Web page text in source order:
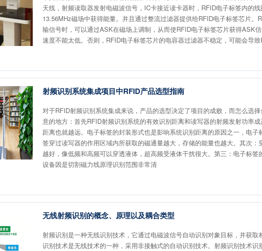
天线，射频读取器发射电磁波信号，IC卡接近读卡器时，RFID电子标签内的
13.56MHz磁场中获得能量。并且通过整流过滤器提供给RFID电子标签芯片。
输信号时，可以通过ASK在磁场上调制，从而使RFID电子标签芯片获得ASK
速度不能太低。否则，RFID电子标签芯片的电容器过滤器不稳定，可能会导
射频识别系统集成项目中RFID产品选型指南
对于RFID射频识别系统集成来说，产品的选型决定了项目的成败，而怎么选
意的地方：首先RFID射频识别系统的有效识别距离和读写器的射频发射功率
距离也就越远。电子标签的封装形式也是影响系统识别距离的原因之一，电子
签穿过读写器的作用区域内所获取的磁通量越大，存储的能量也越大。其次：
越好，像低频和高频可以穿透液体，超高频受液体干扰很大。第三：电子标签
设备因是切割磁力线原理识别范围非常清
无线射频识别的概念、原理以及耦合类型
射频识别是一种无线识别技术，它通过电磁波信号自动识别对象目标，并获取
识别技术是无线技术的一种，采用非接触式的自动识别技术。射频识别技术识